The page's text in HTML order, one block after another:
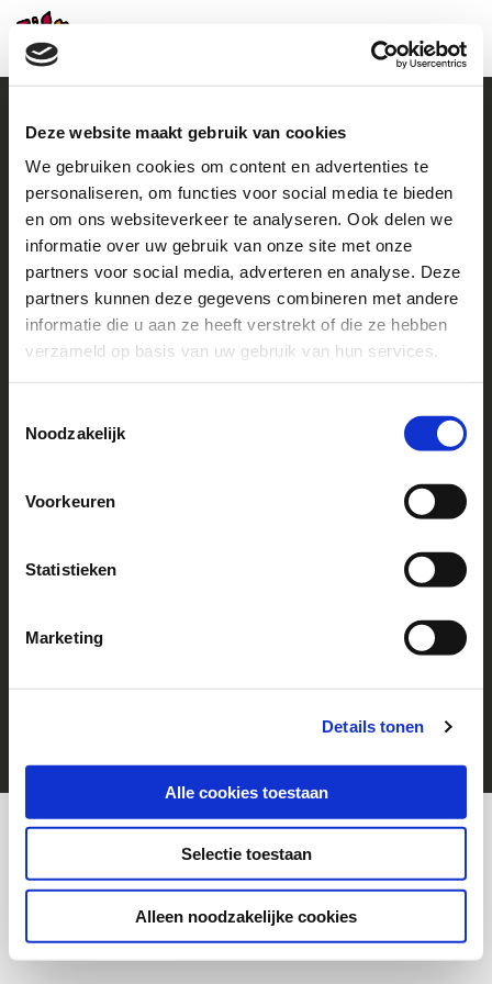
Deze website maakt gebruik van cookies
We gebruiken cookies om content en advertenties te
personaliseren, om functies voor social media te bieden
en om ons websiteverkeer te analyseren. Ook delen we
informatie over uw gebruik van onze site met onze
partners voor social media, adverteren en analyse. Deze
partners kunnen deze gegevens combineren met andere
informatie die u aan ze heeft verstrekt of die ze hebben
verzameld op basis van uw gebruik van hun services.
Noodzakelijk
Voorkeuren
Statistieken
Marketing
Details tonen
Alle cookies toestaan
Selectie toestaan
Alleen noodzakelijke cookies
Contact
+31 (0)38 460 46 48
howto@helpachild.org
Facebook
LinkedIn
Go to
Contact us